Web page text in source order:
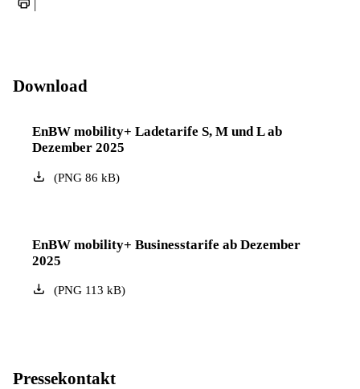
|
Download
EnBW mobility+ Ladetarife S, M und L ab
Dezember 2025
(PNG86 kB)
EnBW mobility+ Businesstarife ab Dezember
2025
(PNG113 kB)
Pressekontakt